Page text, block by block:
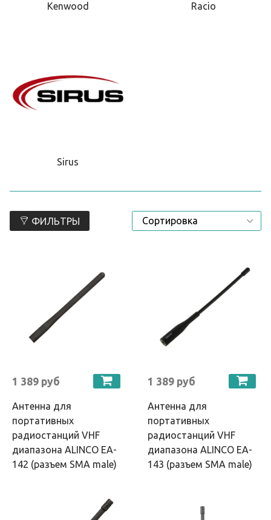
Kenwood Racio
Sirus
ФИЛЬТРЫ
1 389 руб
Антенна для
портативных
радиостанций VHF
диапазона ALINCO EA-
142 (разъем SMA male)
1 389 руб
Антенна для
портативных
радиостанций VHF
диапазона ALINCO EA-
143 (разъем SMA male)